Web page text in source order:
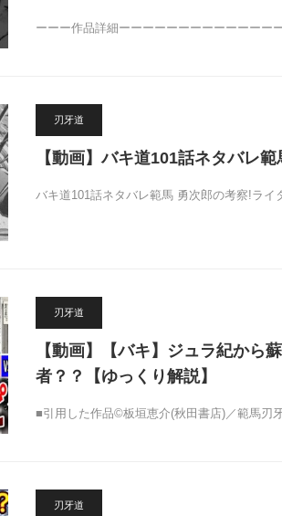
ーーー作品詳細ーーーーーーーーーーーーー
刃牙道
【動画】バキ道101話ネタバレ
バキ道101話ネタバレ範馬 勇次郎の考察!ライ
刃牙道
【動画】【バキ】ジュラ紀から
者？？【ゆっくり解説】
■引用した作品©板垣恵介(秋田書店)／範馬刃
刃牙道